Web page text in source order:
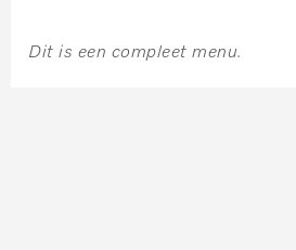
Dit is een compleet menu.